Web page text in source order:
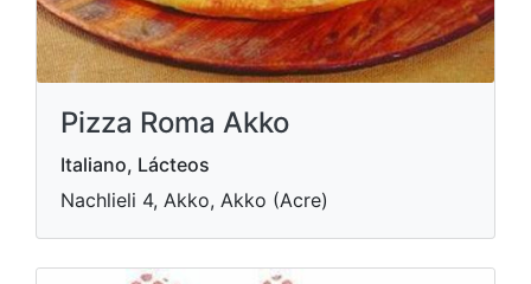
Pizza Roma Akko
Italiano, Lácteos
Nachlieli 4, Akko, Akko (Acre)